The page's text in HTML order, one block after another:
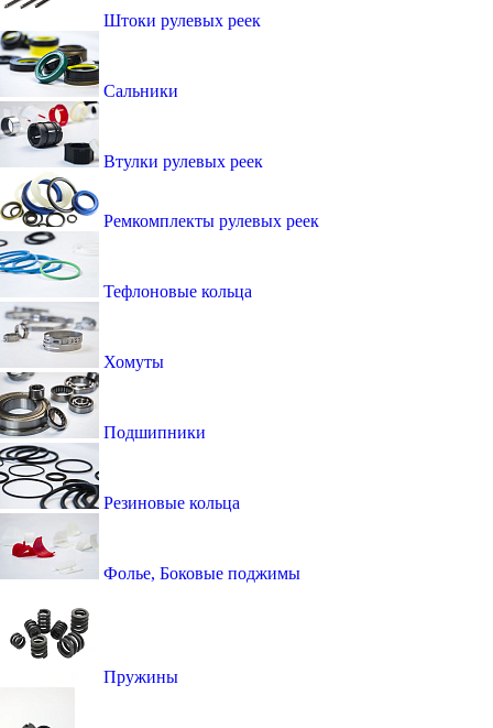
Штоки рулевых реек
Сальники
Втулки рулевых реек
Ремкомплекты рулевых реек
Тефлоновые кольца
Хомуты
Подшипники
Резиновые кольца
Фолье, Боковые поджимы
Пружины